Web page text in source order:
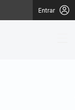
Entrar
se